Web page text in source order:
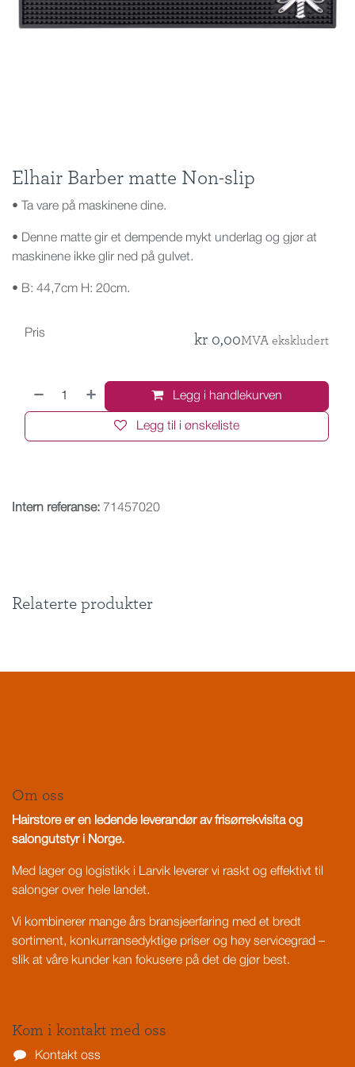
Elhair Barber matte Non-slip
• Ta vare på maskinene dine.
• Denne matte gir et dempende mykt underlag og gjør at
maskinene ikke glir ned på gulvet.
• B: 44,7cm H: 20cm.
Legg i handlekurven
Legg til i ønskeliste
Pris kr 0,00MVA ekskludert
Intern referanse: 71457020
Relaterte produkter
Om oss
Hairstore er en ledende leverandør av frisørrekvisita og
salongutstyr i Norge.
Med lager og logistikk i Larvik leverer vi raskt og effektivt til
salonger over hele landet.
Vi kombinerer mange års bransjeerfaring med et bredt
sortiment, konkurransedyktige priser og høy servicegrad –
slik at våre kunder kan fokusere på det de gjør best.
Kom i kontakt med oss
Kontakt oss